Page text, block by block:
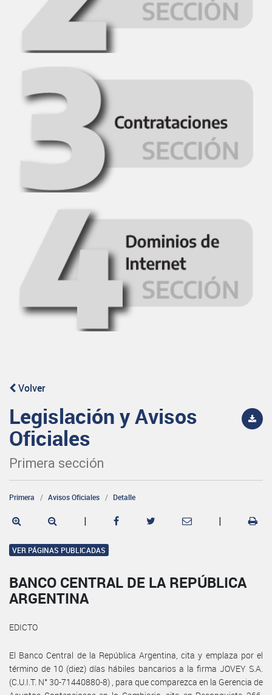
Volver
Legislación y Avisos
Oficiales
Primera sección
Primera Avisos Oficiales Detalle
| |
VER PÁGINAS PUBLICADAS
BANCO CENTRAL DE LA REPÚBLICA
ARGENTINA
EDICTO
El Banco Central de la República Argentina, cita y emplaza por el
término de 10 (diez) días hábiles bancarios a la firma JOVEY S.A.
(C.U.I.T. N° 30-71440880-8) , para que comparezca en la Gerencia de